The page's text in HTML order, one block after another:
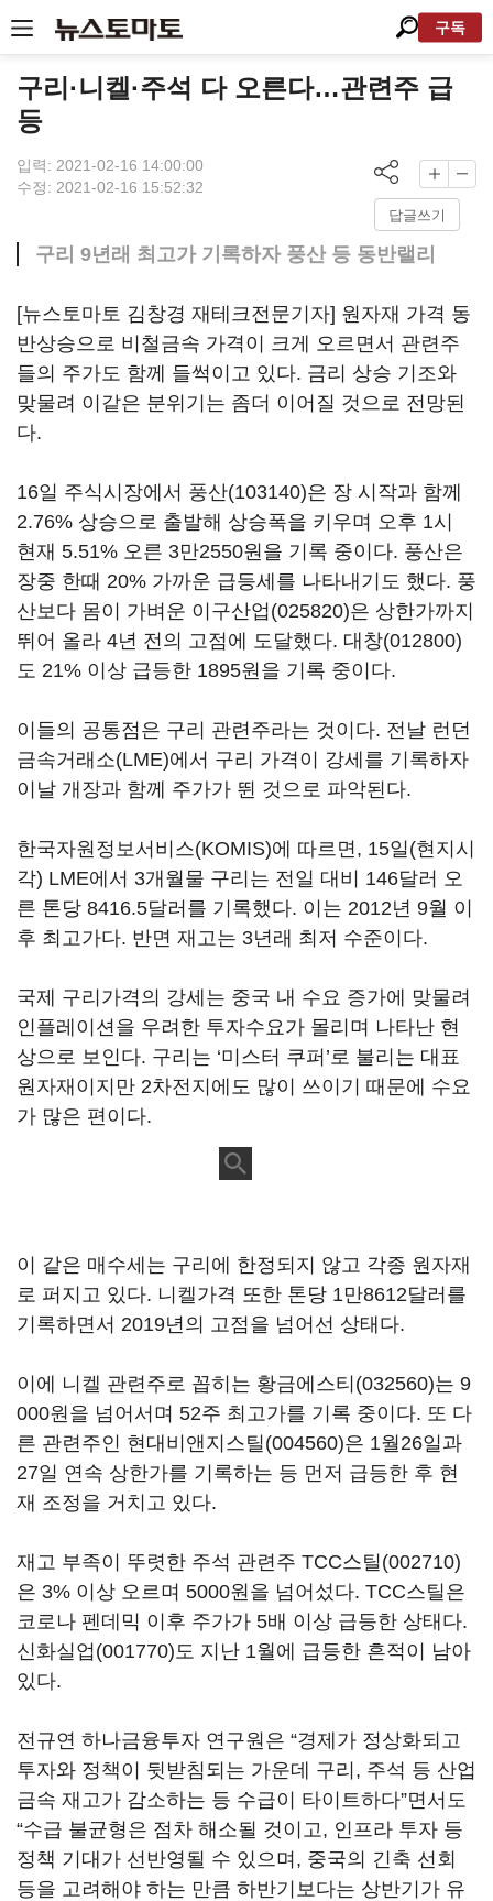
구독
구리·니켈·주석 다 오른다…관련주 급
등
입력: 2021-02-16 14:00:00
수정: 2021-02-16 15:52:32
답글쓰기
구리 9년래 최고가 기록하자 풍산 등 동반랠리
[뉴스토마토 김창경 재테크전문기자] 원자재 가격 동
반상승으로 비철금속 가격이 크게 오르면서 관련주
들의 주가도 함께 들썩이고 있다. 금리 상승 기조와
맞물려 이같은 분위기는 좀더 이어질 것으로 전망된
다.
16일 주식시장에서 풍산(103140)은 장 시작과 함께
2.76% 상승으로 출발해 상승폭을 키우며 오후 1시
현재 5.51% 오른 3만2550원을 기록 중이다. 풍산은
장중 한때 20% 가까운 급등세를 나타내기도 했다. 풍
산보다 몸이 가벼운 이구산업(025820)은 상한가까지
뛰어 올라 4년 전의 고점에 도달했다. 대창(012800)
도 21% 이상 급등한 1895원을 기록 중이다.
이들의 공통점은 구리 관련주라는 것이다. 전날 런던
금속거래소(LME)에서 구리 가격이 강세를 기록하자
이날 개장과 함께 주가가 뛴 것으로 파악된다.
한국자원정보서비스(KOMIS)에 따르면, 15일(현지시
각) LME에서 3개월물 구리는 전일 대비 146달러 오
른 톤당 8416.5달러를 기록했다. 이는 2012년 9월 이
후 최고가다. 반면 재고는 3년래 최저 수준이다.
국제 구리가격의 강세는 중국 내 수요 증가에 맞물려
인플레이션을 우려한 투자수요가 몰리며 나타난 현
상으로 보인다. 구리는 ‘미스터 쿠퍼’로 불리는 대표
원자재이지만 2차전지에도 많이 쓰이기 때문에 수요
가 많은 편이다.
이 같은 매수세는 구리에 한정되지 않고 각종 원자재
로 퍼지고 있다. 니켈가격 또한 톤당 1만8612달러를
기록하면서 2019년의 고점을 넘어선 상태다.
이에 니켈 관련주로 꼽히는 황금에스티(032560)는 9
000원을 넘어서며 52주 최고가를 기록 중이다. 또 다
른 관련주인 현대비앤지스틸(004560)은 1월26일과
27일 연속 상한가를 기록하는 등 먼저 급등한 후 현
재 조정을 거치고 있다.
재고 부족이 뚜렷한 주석 관련주 TCC스틸(002710)
은 3% 이상 오르며 5000원을 넘어섰다. TCC스틸은
코로나 펜데믹 이후 주가가 5배 이상 급등한 상태다.
신화실업(001770)도 지난 1월에 급등한 흔적이 남아
있다.
전규연 하나금융투자 연구원은 “경제가 정상화되고
투자와 정책이 뒷받침되는 가운데 구리, 주석 등 산업
금속 재고가 감소하는 등 수급이 타이트하다”면서도
“수급 불균형은 점차 해소될 것이고, 인프라 투자 등
정책 기대가 선반영될 수 있으며, 중국의 긴축 선회
등을 고려해야 하는 만큼 하반기보다는 상반기가 유